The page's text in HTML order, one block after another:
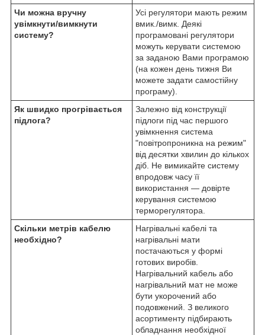
Чи можна вручну
увімкнути/вимкнути
систему?
Усі регулятори мають режим
вмик./вимк. Деякі
програмовані регулятори
можуть керувати системою
за заданою Вами програмою
(на кожен день тижня Ви
можете задати самостійну
програму).
Як швидко прогрівається
підлога?
Залежно від конструкції
підлоги під час першого
увімкнення система
"повітропроникна на режим"
від десятки хвилин до кількох
діб. Не вимикайте систему
впродовж часу її
використання — довірте
керування системою
терморегулятора.
Скільки метрів кабелю
необхідно?
Нагрівальні кабелі та
нагрівальні мати
постачаються у формі
готових виробів.
Нагрівальний кабель або
нагрівальний мат не може
бути укорочений або
подовжений. З великого
асортименту підбирають
обладнання необхідної